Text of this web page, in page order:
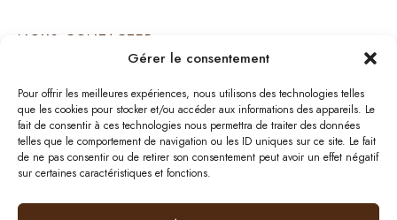
Gérer le consentement
Pour offrir les meilleures expériences, nous utilisons des technologies telles
que les cookies pour stocker et/ou accéder aux informations des appareils. Le
fait de consentir à ces technologies nous permettra de traiter des données
telles que le comportement de navigation ou les ID uniques sur ce site. Le fait
de ne pas consentir ou de retirer son consentement peut avoir un effet négatif
sur certaines caractéristiques et fonctions.
NOUS CONTACTER
Bijouterie : 05 53 53 64 11
Mardi au Samedi: 09:00 - 19:00
bijouterie.lavergne@orange.fr